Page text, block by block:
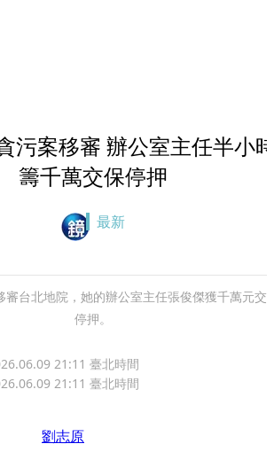
污案移審 辦公室主任半小
籌千萬交保停押
最新
審台北地院，她的辦公室主任張俊傑獲千萬元交
停押。
21:11 臺北時間
21:11 臺北時間
劉志原